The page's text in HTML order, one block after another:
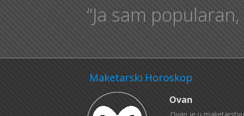
“Ja sam
Maketarski Horoskop
Ovan